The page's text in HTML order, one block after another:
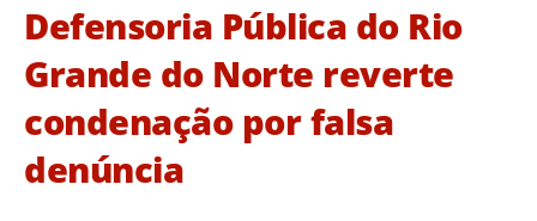
Defensoria Pública do Rio
Grande do Norte reverte
condenação por falsa
denúncia